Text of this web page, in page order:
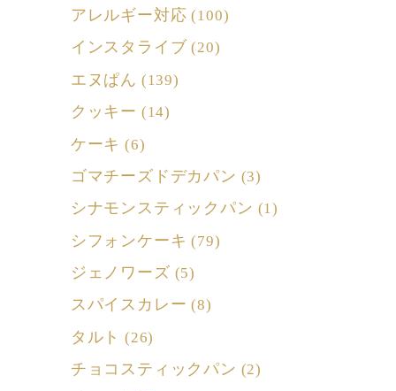
アレルギー対応 (100)
インスタライブ (20)
エヌぱん (139)
クッキー (14)
ケーキ (6)
ゴマチーズドデカパン (3)
シナモンスティックパン (1)
シフォンケーキ (79)
ジェノワーズ (5)
スパイスカレー (8)
タルト (26)
チョコスティックパン (2)